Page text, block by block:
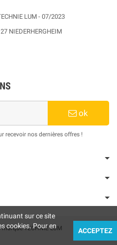
LUM - 07/2023
NIEDERHERGHEIM
ok
recevoir nos dernières offres !
TECHNIE LUM
sur ce site
cookies. Pour en
ACCEPTEZ